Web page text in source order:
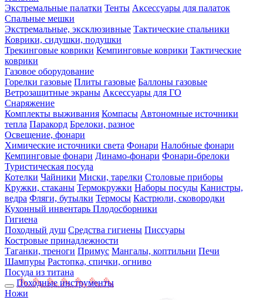
Экстремальные палатки Тенты Аксессуары для палаток
Спальные мешки
Экстремальные, эксклюзивные Тактические спальники
Коврики, сидушки, подушки
Трекинговые коврики Кемпинговые коврики Тактические
коврики
Газовое оборудование
Горелки газовые Плиты газовые Баллоны газовые
Ветрозащитные экраны Аксессуары для ГО
Снаряжение
Комплекты выживания Компасы Автономные источники
тепла Паракорд Брелоки, разное
Освещение, фонари
Химические источники света Фонари Налобные фонари
Кемпинговые фонари Динамо-фонари Фонари-брелоки
Туристическая посуда
Котелки Чайники Миски, тарелки Столовые приборы
Кружки, стаканы Термокружки Наборы посуды Канистры,
ведра Фляги, бутылки Термосы Кастрюли, сковородки
Кухонный инвентарь Плодосборники
Гигиена
Походный душ Средства гигиены Писсуары
Костровые принадлежности
Таганки, треноги Примус Мангалы, коптильни Печи
Шампуры Растопка, спички, огниво
Посуда из титана
Походные инструменты
Ножи